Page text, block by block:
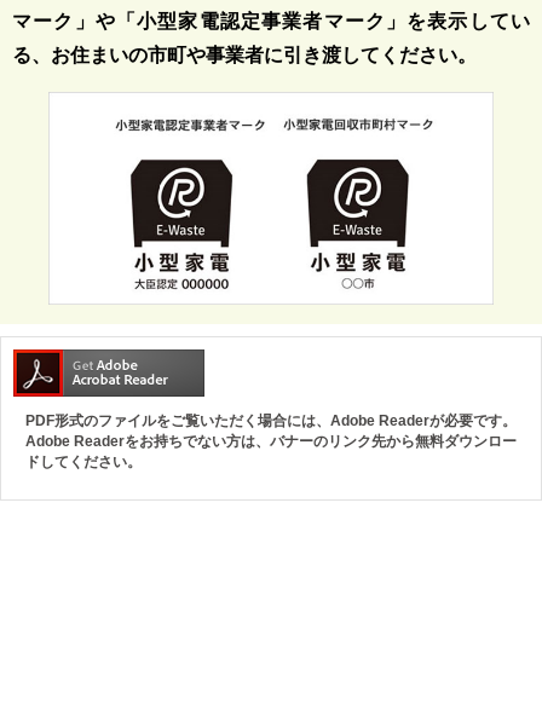
マーク」や「小型家電認定事業者マーク」を表示してい
る、お住まいの市町や事業者に引き渡してください。
PDF形式のファイルをご覧いただく場合には、Adobe Readerが必要です。
Adobe Readerをお持ちでない方は、バナーのリンク先から無料ダウンロー
ドしてください。